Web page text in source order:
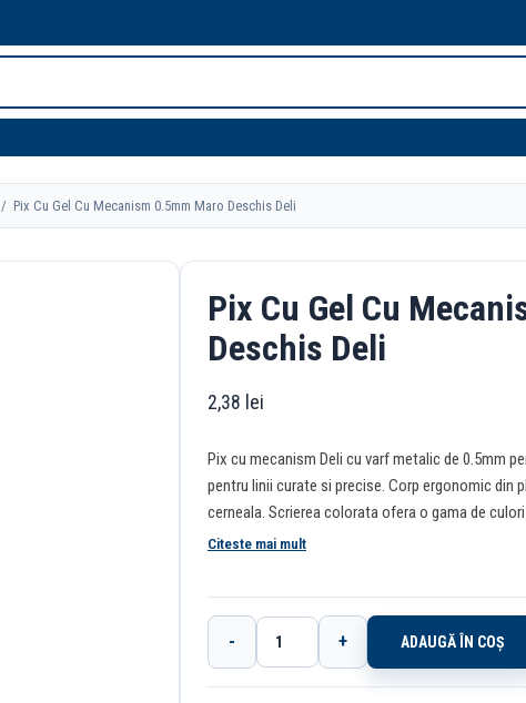
/ Pix Cu Gel Cu Mecanism 0.5mm Maro Deschis Deli
Pix Cu Gel Cu
Deschis Deli
2,38 lei
Pix cu mecanism Deli cu varf metalic de 0.5mm
pentru linii curate si precise. Corp ergonomic din
cerneala. Scrierea colorata ofera o gama de
Citeste mai mult
Cantitate
Pix
- + ADAUGĂ ÎN COȘ